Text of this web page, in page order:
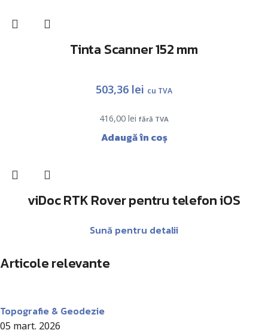
Tinta Scanner 152 mm
416,00 lei fără TVA
503,36 lei cu TVA
Adaugă în coș
viDoc RTK Rover pentru telefon iOS
Sună pentru detalii
Articole relevante
Topografie & Geodezie
05 mart. 2026